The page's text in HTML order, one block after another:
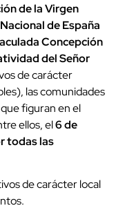
de la Virgen
de España
Concepción
del Señor
de carácter
las comunidades
figuran en el
ellos, el6 de
todas las
de carácter local